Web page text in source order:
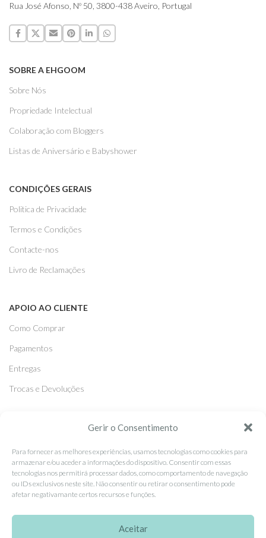
Gerir o Consentimento
Para fornecer as melhores experiências, usamos tecnologias como cookies para
armazenar e/ou aceder a informações do dispositivo. Consentir com essas
tecnologias nos permitirá processar dados, como comportamento de navegação
ou IDs exclusivos neste site. Não consentir ou retirar o consentimento pode
afetar negativamante certos recursos e funções.
Aceitar
Rua José Afonso, Nº 50, 3800-438 Aveiro, Portugal
SOBRE A EHGOOM
Sobre Nós
Propriedade Intelectual
Colaboração com Bloggers
Listas de Aniversário e Babyshower
CONDIÇÕES GERAIS
Politica de Privacidade
Termos e Condições
Contacte-nos
Livro de Reclamações
APOIO AO CLIENTE
Como Comprar
Pagamentos
Entregas
Trocas e Devoluções
Facebook
Instagram
Pinterest